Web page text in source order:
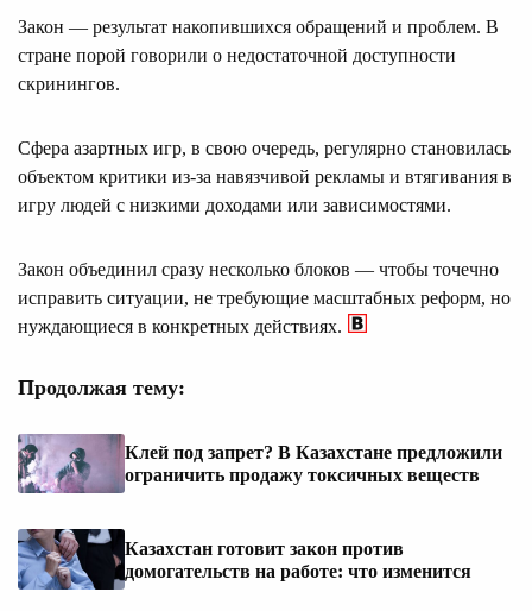
Закон — результат накопившихся обращений и проблем. В
стране порой говорили о недостаточной доступности
скринингов.
Сфера азартных игр, в свою очередь, регулярно становилась
объектом критики из-за навязчивой рекламы и втягивания в
игру людей с низкими доходами или зависимостями.
Закон объединил сразу несколько блоков — чтобы точечно
исправить ситуации, не требующие масштабных реформ, но
нуждающиеся в конкретных действиях.
Продолжая тему:
Клей под запрет? В Казахстане предложили
ограничить продажу токсичных веществ
Казахстан готовит закон против
домогательств на работе: что изменится